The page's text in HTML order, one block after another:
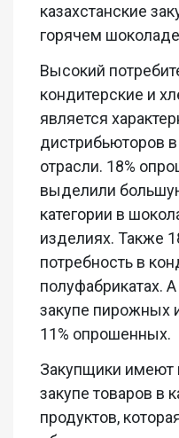
казахстанские
горячем шоколаде
Высокий
кондитерские и
является
дистрибьюторов
отрасли. 18%
выделили
категории в
изделиях. Также
потребность в
полуфабрикатах.
закупе пирожных
11% опрошенных.
Закупщики имеют
закупе товаров в
продуктов,